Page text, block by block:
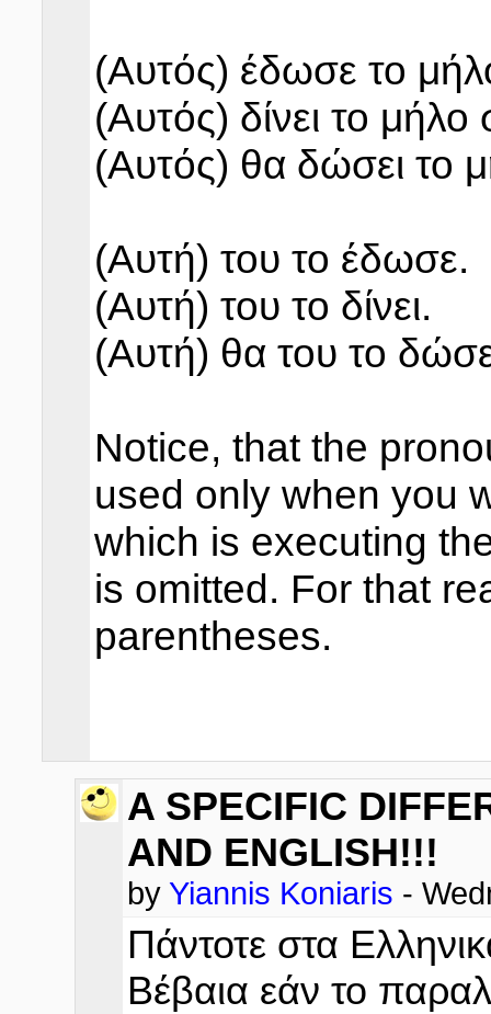
(Αυτός) έδωσε το
(Αυτός) δίνει το μήλο
(Αυτός) θα δώσει το
(Αυτή) του το έδωσε.
(Αυτή) του το δίνει.
(Αυτή) θα του το
Notice, that the
used only when you
which is executing
is omitted. For that
parentheses.
A SPECIFIC
AND ENGLISH!!!
by Yiannis Koniaris -
Πάντοτε στα
Βέβαια εάν το